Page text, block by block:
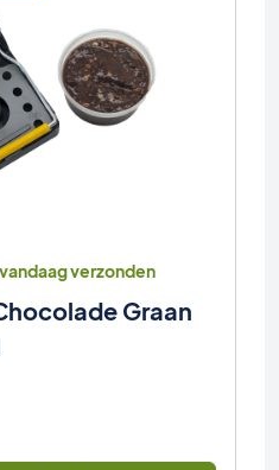
vandaag verzonden
Graan